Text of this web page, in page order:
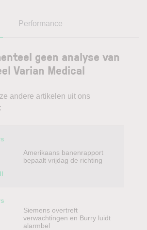
Performance
geen analyse van
Varian Medical
andere artikelen uit ons
Amerikaans banenrapport
bepaalt vrijdag de richting
Siemens overtreft
verwachtingen en Burry luidt
alarmbel